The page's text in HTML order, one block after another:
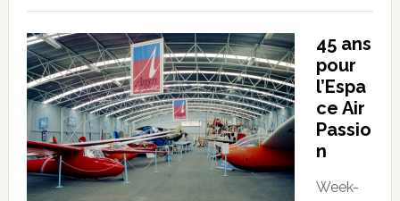
45 ans
pour
l’Espa
ce Air
Passio
n
Week-